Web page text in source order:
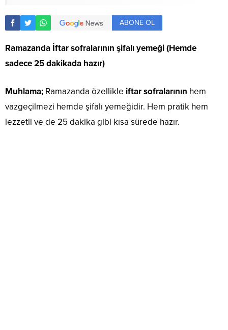
ABONE OL
Ramazanda İftar sofralarının şifalı yemeği (Hemde
sadece 25 dakikada hazır)
Muhlama; Ramazanda özellikle iftar sofralarının hem
vazgeçilmezi hemde şifalı yemeğidir. Hem pratik hem
lezzetli ve de 25 dakika gibi kısa sürede hazır.